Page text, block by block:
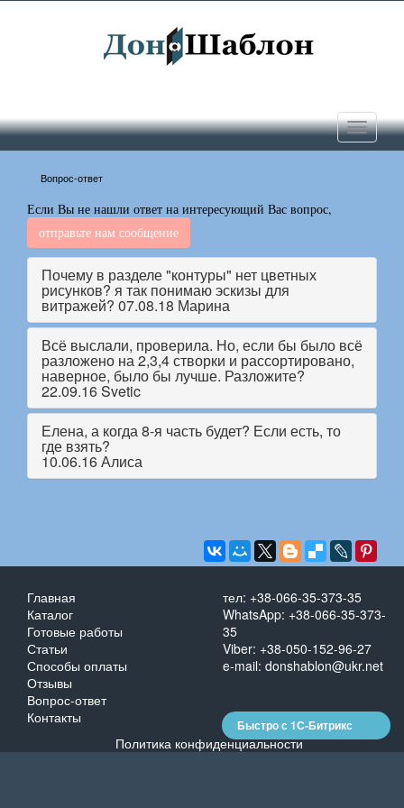
Toggle
Вопрос-ответ
Если Вы не нашли ответ на интересующий Вас вопрос,
отправьте нам сообщение
Почему в разделе "контуры" нет цветных
рисунков? я так понимаю эскизы для
витражей? 07.08.18 Марина
Всё выслали, проверила. Но, если бы было всё
разложено на 2,3,4 створки и рассортировано,
наверное, было бы лучше. Разложите?
22.09.16 Svetic
Елена, а когда 8-я часть будет? Если есть, то
где взять?
10.06.16 Алиса
Главная
Каталог
Готовые работы
Статьи
Способы оплаты
Отзывы
Вопрос-ответ
Контакты
тел: +38-066-35-373-35
WhatsApp: +38-066-35-373-
35
Viber: +38-050-152-96-27
e-mail: donshablon@ukr.net
Политика конфиденциальности
Быстро с 1С-Битрикс